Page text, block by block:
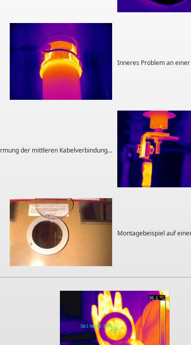
Inneres Problem an einer
der mittleren Kabelverbindung...
Montagebeispiel auf